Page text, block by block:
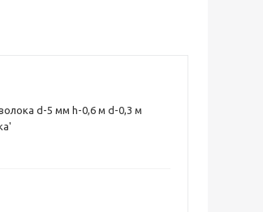
d-5 мм h-0,6 м d-0,3 м